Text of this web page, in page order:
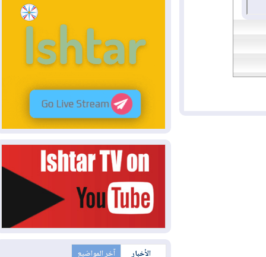
الأخبار آخر المواضيع